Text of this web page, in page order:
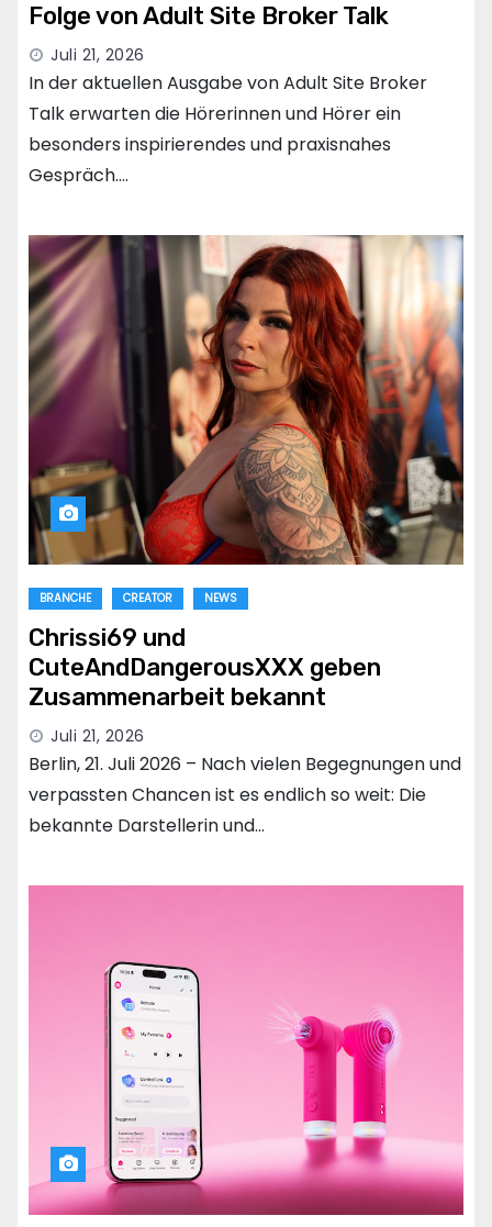
Folge von Adult Site Broker Talk
Juli 21, 2026
In der aktuellen Ausgabe von Adult Site Broker
Talk erwarten die Hörerinnen und Hörer ein
besonders inspirierendes und praxisnahes
Gespräch.…
BRANCHE CREATOR NEWS
Chrissi69 und
CuteAndDangerousXXX geben
Zusammenarbeit bekannt
Juli 21, 2026
Berlin, 21. Juli 2026 – Nach vielen Begegnungen und
verpassten Chancen ist es endlich so weit: Die
bekannte Darstellerin und…